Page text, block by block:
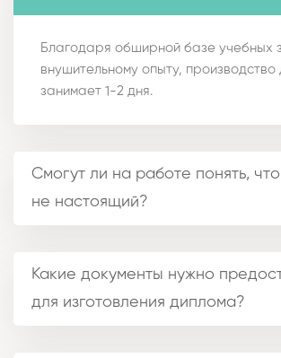
Благодаря обширной базе учебных
внушительному опыту, производство
занимает 1-2 дня.
Смогут ли на работе понять,
не настоящий?
Какие документы нужно
для изготовления диплома?